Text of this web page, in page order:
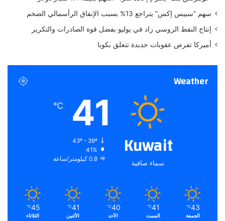
د سهم “سبيس إكس” يتراجع 13% بسبب الإنفاق الرأسمالي الضخم
إنتاج النفط الروسي زاد في يوليو بفضل قوة الصادرات والتكرير
أميركا تفرض عقوبات جديدة تتعلق بكوبا
Weather
Kuwait
سماء صافية
41
℃
43º - 39º
41%
0.8 كيلومتر/ساعة
43
℃
الجمعة
41
℃
السبت
40
℃
الأحد
41
℃
الأثنين
45
℃
الثلاثاء